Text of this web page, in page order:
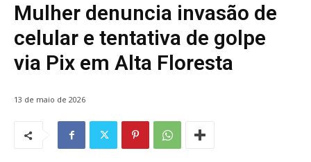
Mulher denuncia invasão de
celular e tentativa de golpe
via Pix em Alta Floresta
13 de maio de 2026